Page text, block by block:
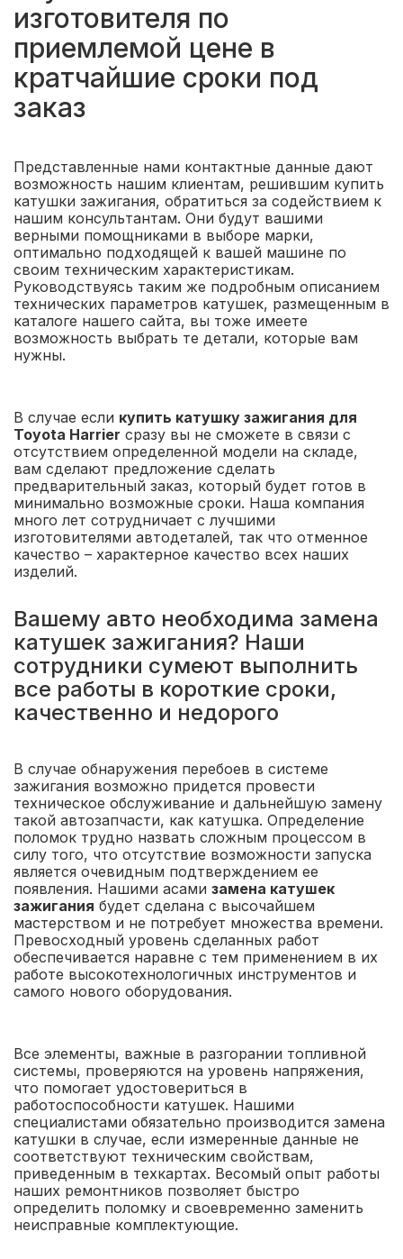
изготовителя по
приемлемой цене в
кратчайшие сроки под
заказ
Представленные нами контактные данные дают
возможность нашим клиентам, решившим купить
катушки зажигания, обратиться за содействием к
нашим консультантам. Они будут вашими
верными помощниками в выборе марки,
оптимально подходящей к вашей машине по
своим техническим характеристикам.
Руководствуясь таким же подробным описанием
технических параметров катушек, размещенным в
каталоге нашего сайта, вы тоже имеете
возможность выбрать те детали, которые вам
нужны.
В случае если купить катушку зажигания для
Toyota Harrier сразу вы не сможете в связи с
отсутствием определенной модели на складе,
вам сделают предложение сделать
предварительный заказ, который будет готов в
минимально возможные сроки. Наша компания
много лет сотрудничает с лучшими
изготовителями автодеталей, так что отменное
качество – характерное качество всех наших
изделий.
Вашему авто необходима замена
катушек зажигания? Наши
сотрудники сумеют выполнить
все работы в короткие сроки,
качественно и недорого
В случае обнаружения перебоев в системе
зажигания возможно придется провести
техническое обслуживание и дальнейшую замену
такой автозапчасти, как катушка. Определение
поломок трудно назвать сложным процессом в
силу того, что отсутствие возможности запуска
является очевидным подтверждением ее
появления. Нашими асами замена катушек
зажигания будет сделана с высочайшем
мастерством и не потребует множества времени.
Превосходный уровень сделанных работ
обеспечивается наравне с тем применением в их
работе высокотехнологичных инструментов и
самого нового оборудования.
Все элементы, важные в разгорании топливной
системы, проверяются на уровень напряжения,
что помогает удостовериться в
работоспособности катушек. Нашими
специалистами обязательно производится замена
катушки в случае, если измеренные данные не
соответствуют техническим свойствам,
приведенным в техкартах. Весомый опыт работы
наших ремонтников позволяет быстро
определить поломку и своевременно заменить
неисправные комплектующие.